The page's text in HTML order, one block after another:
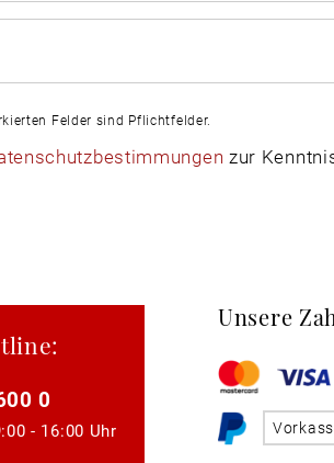
Felder sind Pflichtfelder.
zur
0
- 16:00 Uhr
Unsere